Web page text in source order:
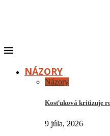
NÁZORY
Názory
Kosťuková kritizuje
9 júla, 2026